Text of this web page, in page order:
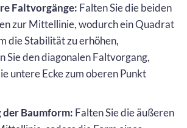
Faltvorgänge: Falten Sie die beiden
zur Mittellinie, wodurch ein Quadrat
die Stabilität zu erhöhen,
Sie den diagonalen Faltvorgang,
untere Ecke zum oberen Punkt
Baumform: Falten Sie die äußeren